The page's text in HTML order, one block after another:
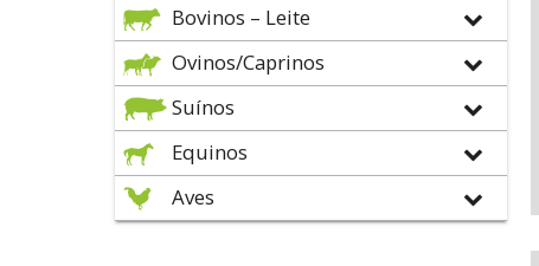
Bovinos – Leite
Ovinos/Caprinos
Suínos
Equinos
Aves